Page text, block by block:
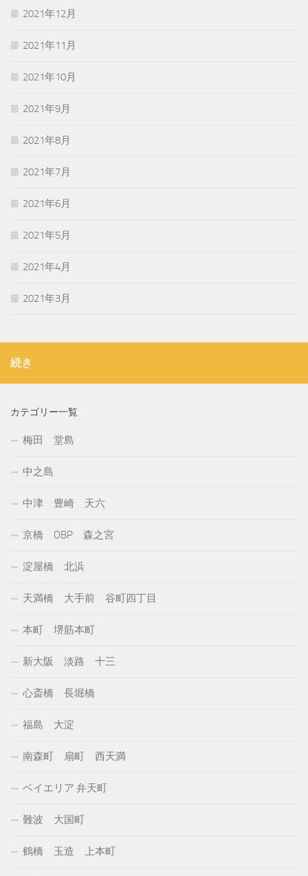
2021年12月
2021年11月
2021年10月
2021年9月
2021年8月
2021年7月
2021年6月
2021年5月
2021年4月
2021年3月
続き
カテゴリー一覧
梅田 堂島
中之島
中津 豊崎 天六
京橋 OBP 森之宮
淀屋橋 北浜
天満橋 大手前 谷町四丁目
本町 堺筋本町
新大阪 淡路 十三
心斎橋 長堀橋
福島 大淀
南森町 扇町 西天満
ベイエリア 弁天町
難波 大国町
鶴橋 玉造 上本町